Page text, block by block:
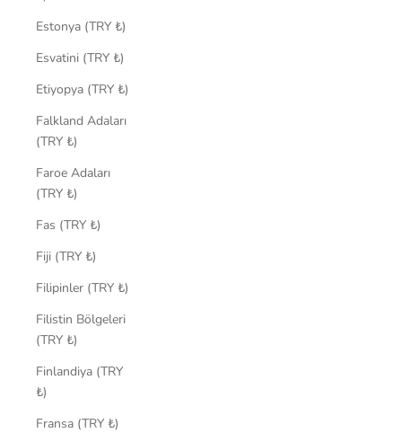
Estonya (TRY ₺)
Esvatini (TRY ₺)
Etiyopya (TRY ₺)
Falkland Adaları
(TRY ₺)
Faroe Adaları
(TRY ₺)
Fas (TRY ₺)
Fiji (TRY ₺)
Filipinler (TRY ₺)
Filistin Bölgeleri
(TRY ₺)
Finlandiya (TRY
₺)
Fransa (TRY ₺)